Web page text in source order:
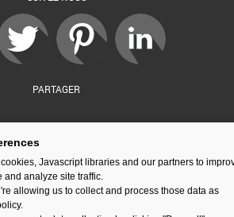
PARTAGER
Javascript libraries and our partners to
analyze site traffic.
allowing us to collect and process those data as